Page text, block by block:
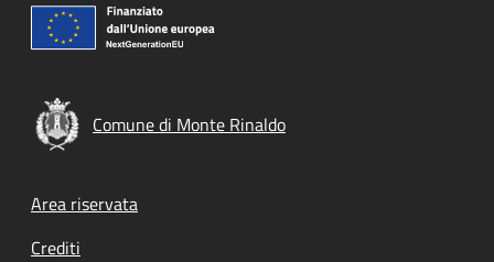
Comune di Monte Rinaldo
Footer menu
Area riservata
Crediti